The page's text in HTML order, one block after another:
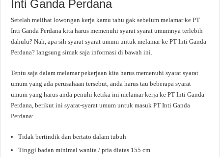
Inti Ganda Perdana
Setelah melihat lowongan kerja kamu tahu gak sebelum melamar ke PT
Inti Ganda Perdana kita harus memenuhi syarat syarat umumnya terlebih
dahulu? Nah, apa sih syarat syarat umum untuk melamar ke PT Inti Ganda
Perdana? langsung simak saja informasi di bawah ini.
Tentu saja dalam melamar pekerjaan kita harus memenuhi syarat syarat
umum yang ada perusahaan tersebut, anda harus tau beberapa syarat
umum yang harus anda penuhi ketika ini melamar kerja ke PT Inti Ganda
Perdana, berikut ini syarat-syarat umum untuk masuk PT Inti Ganda
Perdana:
Tidak bertindik dan bertato dalam tubuh
Tinggi badan minimal wanita / pria diatas 155 cm